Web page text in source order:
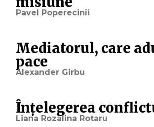
Pavel Poperecinîi
Mediatorul, care
pace
Alexander Girbu
Înțelegerea
Liana Rozalina Rotaru